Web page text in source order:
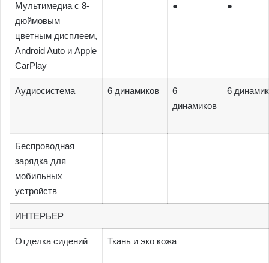
Мультимедиа с 8-
дюймовым
цветным дисплеем,
Android Auto и Apple
CarPlay
● ●
Аудиосистема 6 динамиков
6
динамиков
6
Беспроводная
зарядка для
мобильных
устройств
ИНТЕРЬЕР
Отделка сидений Ткань и эко кожа